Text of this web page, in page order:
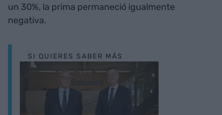
un 30%, la prima permaneció igualmente
negativa.
SI QUIERES SABER MÁS